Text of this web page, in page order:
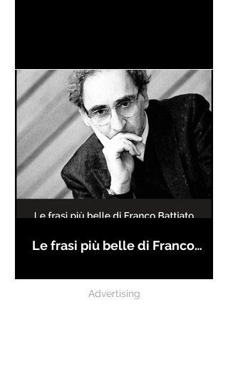
Le frasi più belle di Franco
Advertising